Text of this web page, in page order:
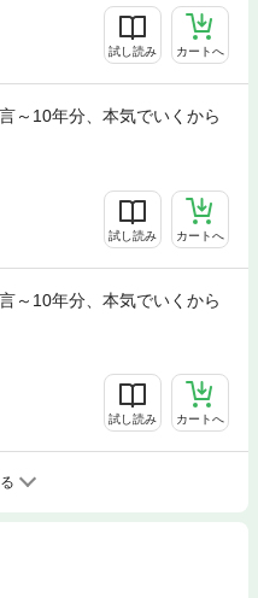
試し読み カートへ
～10年分、本気でいくから
試し読み カートへ
～10年分、本気でいくから
試し読み カートへ